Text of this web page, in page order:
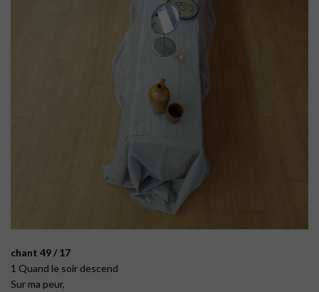
chant 49 / 17
1 Quand le soir descend
Sur ma peur,